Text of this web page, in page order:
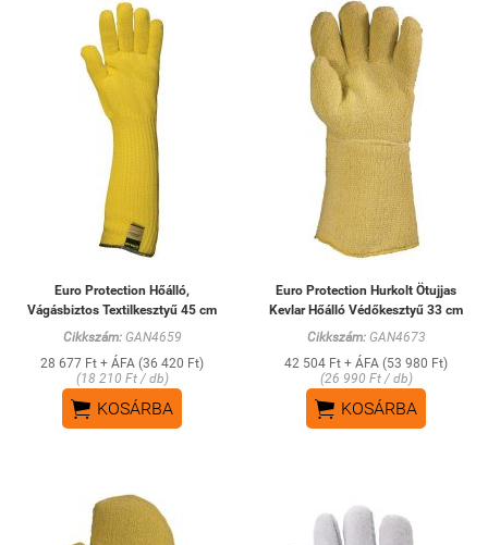
Euro Protection Hőálló,
Vágásbiztos Textilkesztyű 45 cm
Cikkszám:GAN4659
28 677 Ft + ÁFA (36 420 Ft)
(18 210 Ft / db)
 KOSÁRBA
Euro Protection Hurkolt Ötujjas
Kevlar Hőálló Védőkesztyű 33 cm
Cikkszám:GAN4673
42 504 Ft + ÁFA (53 980 Ft)
(26 990 Ft / db)
 KOSÁRBA